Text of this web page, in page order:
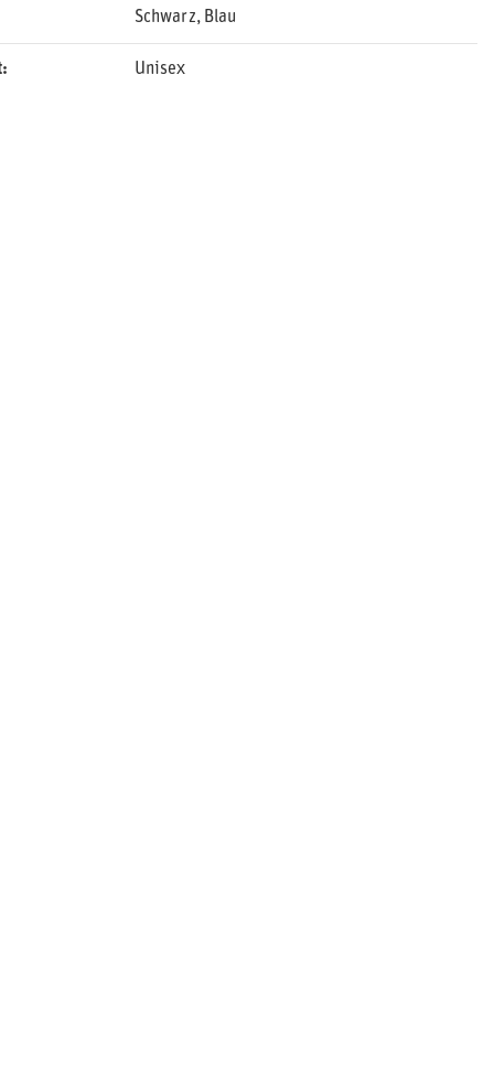
Schwarz Blau
Unisex